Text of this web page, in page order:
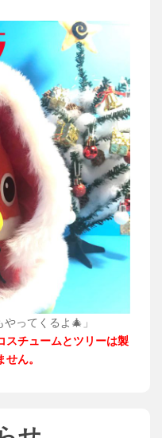
ってくるよ🎄」
スチュームとツリーは製
ん。